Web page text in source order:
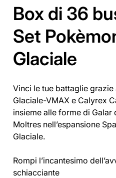
Box di 36
Set
Glaciale
Vinci le tue battaglie
Glaciale-VMAX e Calyrex
insieme alle forme di
Moltres nell’espansione
Glaciale.
Rompi l’incantesimo
schiacciante